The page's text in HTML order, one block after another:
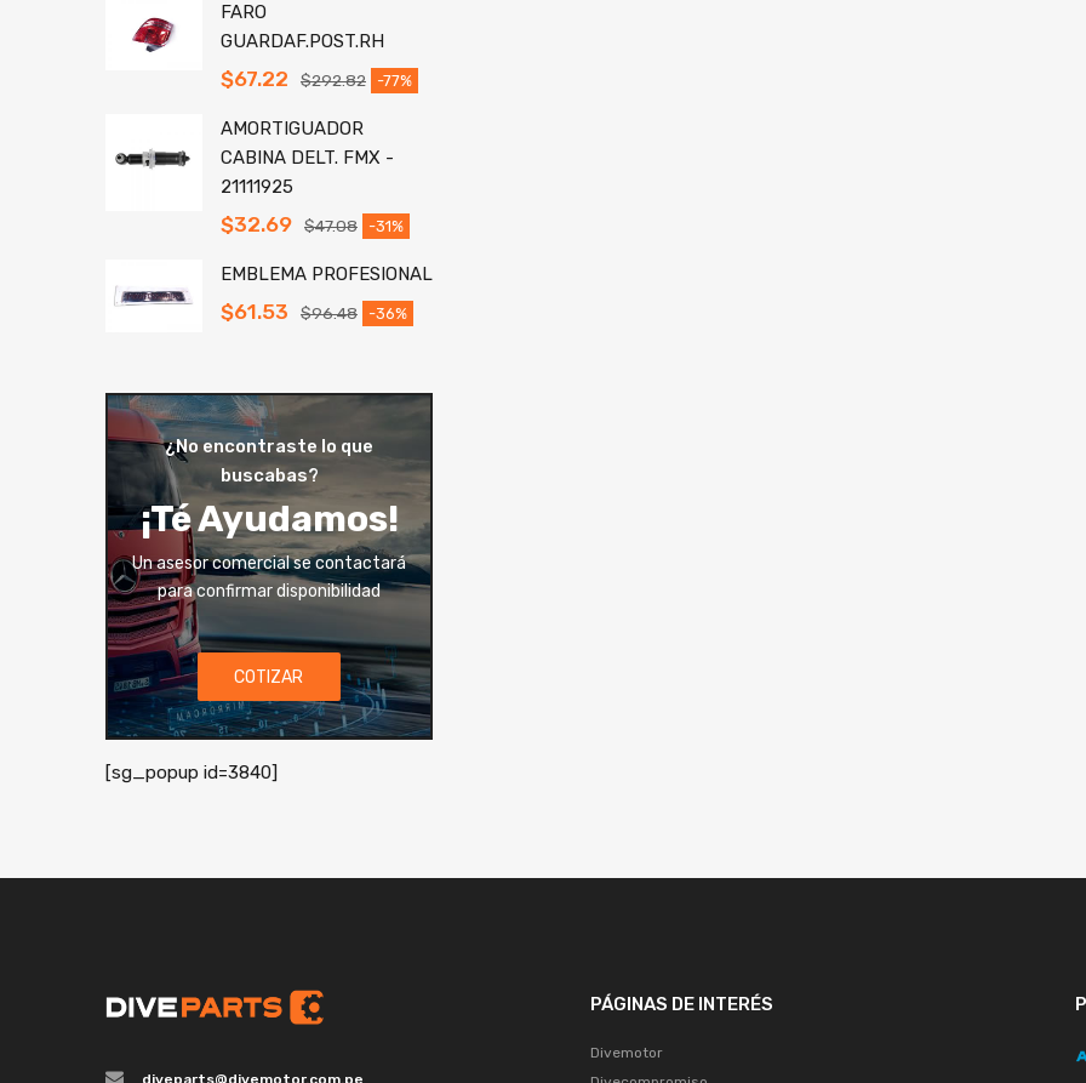
FARO
GUARDAF.POST.RH
$292.82
$67.22 -77%
AMORTIGUADOR
CABINA DELT. FMX -
21111925
$47.08
$32.69 -31%
EMBLEMA PROFESIONAL
$96.48
$61.53 -36%
¿No encontraste lo que
buscabas?
¡Té Ayudamos!
Un asesor comercial se contactará
para confirmar disponibilidad
COTIZAR
[sg_popup id=3840]
diveparts@divemotor.com.pe
PÁGINAS DE INTERÉS
Divemotor